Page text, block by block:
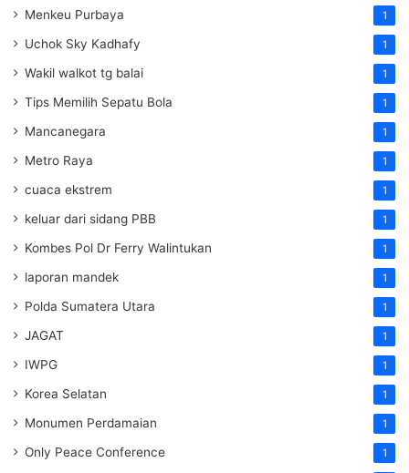
Menkeu Purbaya 1
Uchok Sky Kadhafy 1
Wakil walkot tg balai 1
Tips Memilih Sepatu Bola 1
Mancanegara 1
Metro Raya 1
cuaca ekstrem 1
keluar dari sidang PBB 1
Kombes Pol Dr Ferry Walintukan 1
laporan mandek 1
Polda Sumatera Utara 1
JAGAT 1
IWPG 1
Korea Selatan 1
Monumen Perdamaian 1
Only Peace Conference 1